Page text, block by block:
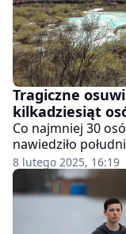
Tragiczne
kilkadziesiąt
Co najmniej 30
nawiedziło
miała miejsce w
Syczuan, w
lokalnego (03:50
kilku
gruzu. Służbom
8 lutego 2025, 16:19